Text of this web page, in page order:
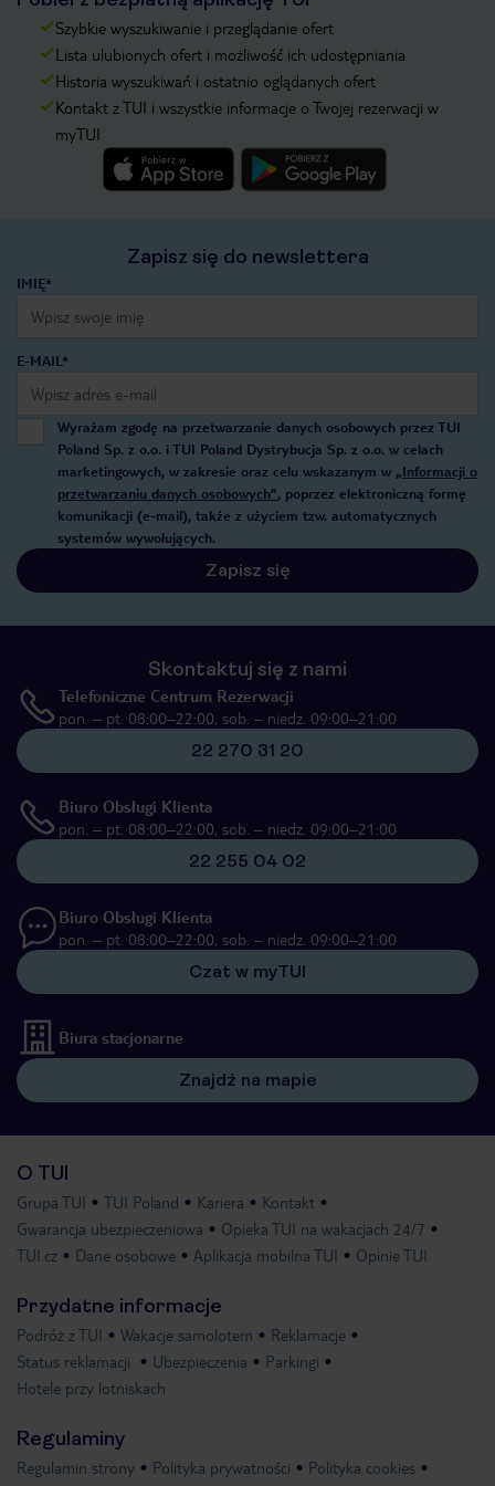
Szybkie wyszukiwanie i przeglądanie ofert
Lista ulubionych ofert i możliwość ich udostępniania
Historia wyszukiwań i ostatnio oglądanych ofert
Kontakt z TUI i wszystkie informacje o Twojej rezerwacji w
myTUI
Zapisz się do newslettera
IMIĘ*
E-MAIL*
Wyrażam zgodę na przetwarzanie danych osobowych przez TUI
Poland Sp. z o.o. i TUI Poland Dystrybucja Sp. z o.o. w celach
marketingowych, w zakresie oraz celu wskazanym w „Informacji o
przetwarzaniu danych osobowych”, poprzez elektroniczną formę
komunikacji (e-mail), także z użyciem tzw. automatycznych
systemów wywołujących.
Zapisz się
Skontaktuj się z nami
Telefoniczne Centrum Rezerwacji
pon. – pt. 08:00–22:00, sob. – niedz. 09:00–21:00
22 270 31 20
Biuro Obsługi Klienta
pon. – pt. 08:00–22:00, sob. – niedz. 09:00–21:00
22 255 04 02
Biuro Obsługi Klienta
pon. – pt. 08:00–22:00, sob. – niedz. 09:00–21:00
Czat w myTUI
Biura stacjonarne
Znajdź na mapie
O TUI
Grupa TUI TUI Poland Kariera
Kontakt
Gwarancja ubezpieczeniowa
Opieka TUI na wakacjach 24/7
TUI.cz
Dane osobowe Aplikacja mobilna TUI Opinie TUI
Przydatne informacje
Podróż z TUI Wakacje samolotem
Reklamacje
Status reklamacji
Ubezpieczenia
Parkingi
Hotele przy lotniskach
Regulaminy
Regulamin strony Polityka prywatności
Polityka cookies